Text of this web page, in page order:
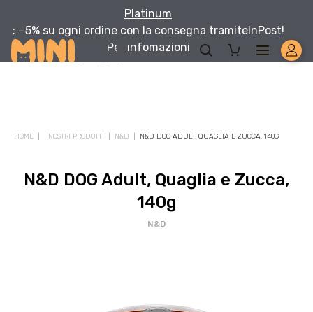
Platinum
: −5% su ogni ordine con la consegna tramiteInPost!
Per infomazioni
HOME I NOSTRI PRODOTTI N&D N&D DOG ADULT, QUAGLIA E ZUCCA, 140G
N&D DOG Adult, Quaglia e Zucca,
140g
N&D